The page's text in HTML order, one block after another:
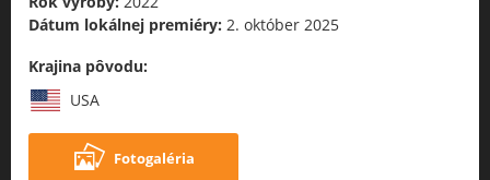
Dátum lokálnej premiéry: 2. október 2025
Krajina pôvodu:
USA
Fotogaléria